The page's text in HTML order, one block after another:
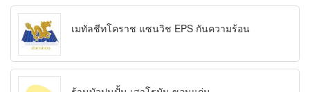
เมทัลชีทโคราช แซนวิช EPS กันความร้อน